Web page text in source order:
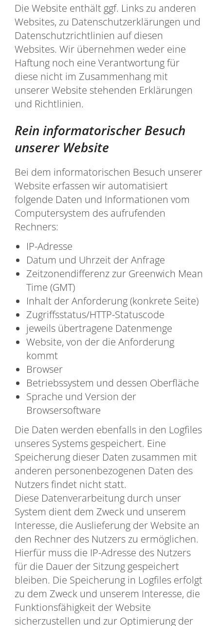
Die Website enthält ggf. Links zu anderen
Websites, zu Datenschutzerklärungen und
Datenschutzrichtlinien auf diesen
Websites. Wir übernehmen weder eine
Haftung noch eine Verantwortung für
diese nicht im Zusammenhang mit
unserer Website stehenden Erklärungen
und Richtlinien.
Rein informatorischer Besuch
unserer Website
Bei dem informatorischen Besuch unserer
Website erfassen wir automatisiert
folgende Daten und Informationen vom
Computersystem des aufrufenden
Rechners:
IP-Adresse
Datum und Uhrzeit der Anfrage
Zeitzonendifferenz zur Greenwich Mean
Time (GMT)
Inhalt der Anforderung (konkrete Seite)
Zugriffsstatus/HTTP-Statuscode
jeweils übertragene Datenmenge
Website, von der die Anforderung
kommt
Browser
Betriebssystem und dessen Oberfläche
Sprache und Version der
Browsersoftware
Die Daten werden ebenfalls in den Logfiles
unseres Systems gespeichert. Eine
Speicherung dieser Daten zusammen mit
anderen personenbezogenen Daten des
Nutzers findet nicht statt.
Diese Datenverarbeitung durch unser
System dient dem Zweck und unserem
Interesse, die Auslieferung der Website an
den Rechner des Nutzers zu ermöglichen.
Hierfür muss die IP-Adresse des Nutzers
für die Dauer der Sitzung gespeichert
bleiben. Die Speicherung in Logfiles erfolgt
zu dem Zweck und unserem Interesse, die
Funktionsfähigkeit der Website
sicherzustellen und zur Optimierung der